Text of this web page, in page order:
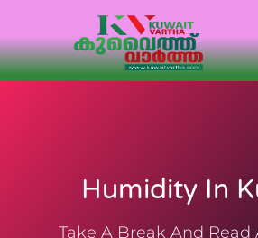
Humidity In
Take A Break And